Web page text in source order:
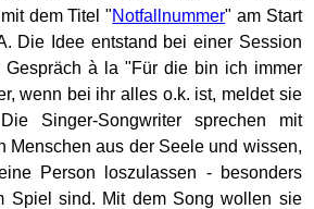
dem Titel "Notfallnummer" am Start
Die Idee entstand bei einer Session
Gespräch à la "Für die bin ich immer
wenn bei ihr alles o.k. ist, meldet sie
Singer-Songwriter sprechen mit
Menschen aus der Seele und wissen,
Person loszulassen - besonders
Spiel sind. Mit dem Song wollen sie